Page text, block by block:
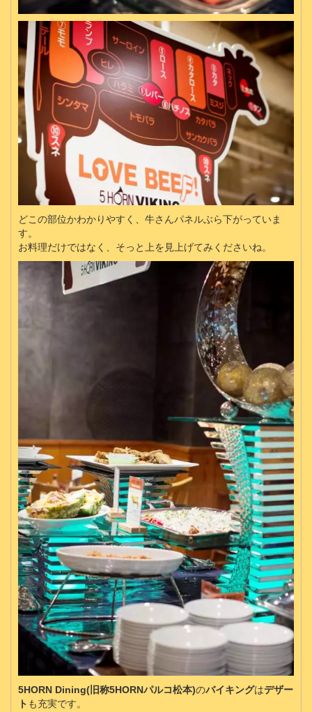
どこの部位かわかりやすく、牛さんパネルぶら下がっていま
す。
お料理だけではなく、そっと上を見上げてみくださいね。
5HORN Dining(旧称5HORNパルコ松本)のバイキングはデザー
ト も充実です。